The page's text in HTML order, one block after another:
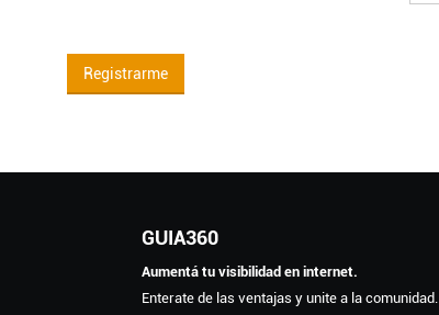
Registrarme
GUIA360
Aumentá tu visibilidad en internet.
Enterate de las ventajas y unite a la comunidad.